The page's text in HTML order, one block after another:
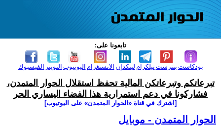
تابعونا على:
الفيسبوك التويتر اليوتيوب الانستغرام لينكدإن تيلكرامبنترست بودكاست
تبرعاتكم وتبرعاتكن المالية تحفظ استقلال الحوار المتمدن،
فشاركونا في دعم استمرارية هذا الفضاء اليساري الحر
[اشترك في قناة ‫«الحوار المتمدن» على اليوتيوب]
الحوار المتمدن - موبايل